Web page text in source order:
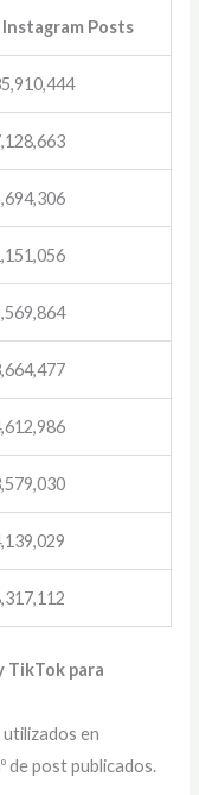
Instagram Posts
TikTok para
en
de post publicados.